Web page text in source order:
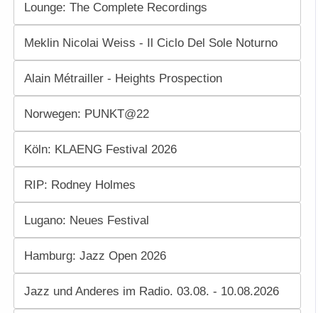
Lounge: The Complete Recordings
Meklin Nicolai Weiss - Il Ciclo Del Sole Noturno
Alain Métrailler - Heights Prospection
Norwegen: PUNKT@22
Köln: KLAENG Festival 2026
RIP: Rodney Holmes
Lugano: Neues Festival
Hamburg: Jazz Open 2026
Jazz und Anderes im Radio. 03.08. - 10.08.2026